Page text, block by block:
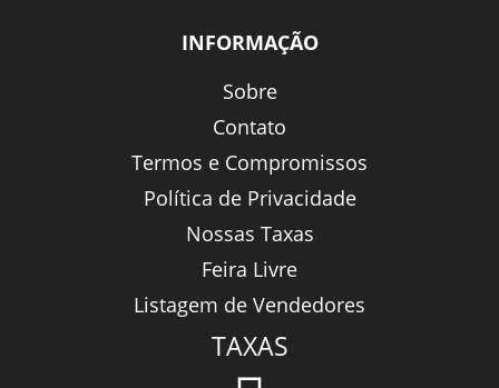
INFORMAÇÃO
Sobre
Contato
Termos e Compromissos
Política de Privacidade
Nossas Taxas
Feira Livre
Listagem de Vendedores
TAXAS